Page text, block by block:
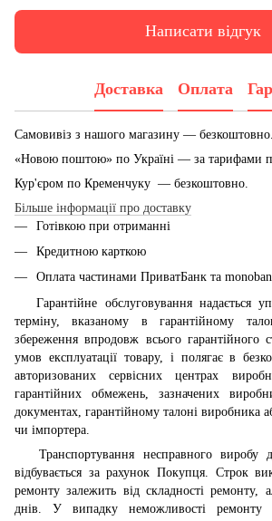
Написати відгук
Доставка Оплата
Самовивіз з нашого магазину — безкоштовно.
«Новою поштою» по Україні — за тарифами
Кур'єром по Кременчуку — безкоштовно.
Більше інформації про доставку
Готівкою при отриманні
Кредитною карткою
Оплата частинами ПриватБанк та
Гарантійне обслуговування надається
терміну, вказаному в гарантійному
збереження впродовж всього гарантійного
умов експлуатації товару, і полягає в
авторизованих сервісних центрах
гарантійних обмежень, зазначених
документах, гарантійному талоні виробника
чи імпортера.
Транспортування несправного виробу
відбувається за рахунок Покупця. Строк
ремонту залежить від складності
днів. У випадку неможливості ремонту